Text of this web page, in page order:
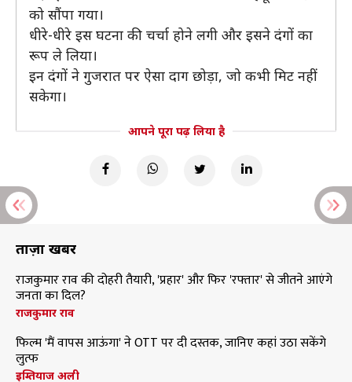
को सौंपा गया।
धीरे-धीरे इस घटना की चर्चा होने लगी और इसने दंगों का
रूप ले लिया।
इन दंगों ने गुजरात पर ऐसा दाग छोड़ा, जो कभी मिट नहीं
सकेगा।
आपने पूरा पढ़ लिया है
ताज़ा खबरें
राजकुमार राव की दोहरी तैयारी, 'प्रहार' और फिर 'रफ्तार' से जीतने आएंगे
जनता का दिल?
राजकुमार राव
फिल्म 'मैं वापस आऊंगा' ने OTT पर दी दस्तक, जानिए कहां उठा सकेंगे
लुत्फ
इम्तियाज अली